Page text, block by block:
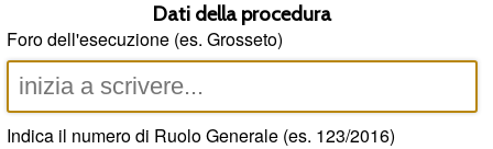
Dati della procedura
Foro dell'esecuzione (es. Grosseto)
Indica il numero di Ruolo Generale (es. 123/2016)